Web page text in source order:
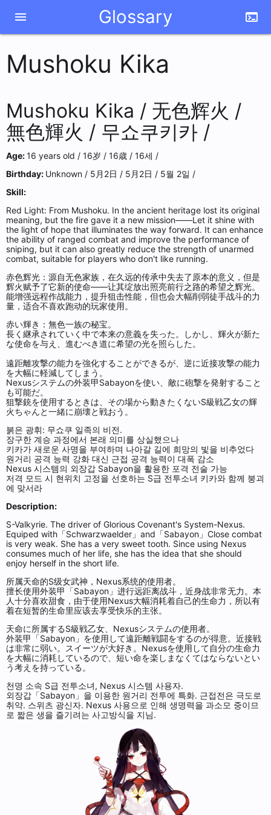
menu Glossary terminal
Mushoku Kika
Mushoku Kika / 无色辉火 /
無色輝火 / 무쇼쿠키카 /
Age:16 years old / 16岁 / 16歳 / 16세 /
Birthday: Unknown / 5月2日 / 5月2日 / 5월 2일 /
Skill:
Red Light: From Mushoku. In the ancient heritage lost its original
meaning, but the fire gave it a new mission——Let it shine with
the light of hope that illuminates the way forward. It can enhance
the ability of ranged combat and improve the performance of
sniping, but it can also greatly reduce the strength of unarmed
combat, suitable for players who don't like running.
赤色辉光：源自无色家族，在久远的传承中失去了原本的意义，但是
辉火赋予了它新的使命——让其绽放出照亮前行之路的希望之辉光。
能增强远程作战能力，提升狙击性能，但也会大幅削弱徒手战斗的力
量，适合不喜欢跑动的玩家使用。
赤い輝き：無色一族の秘宝。
長く継承されていく中で本来の意義を失った。しかし、輝火が新た
な使命を与え、進むべき道に希望の光を照らした。
遠距離攻撃の能力を強化することができるが、逆に近接攻撃の能力
を大幅に軽減してしまう。
Nexusシステムの外装甲Sabayonを使い、敵に砲撃を発射すること
も可能だ。
狙撃銃を使用するときは、その場から動きたくないS級戦乙女の輝
火ちゃんと一緒に崩壊と戦おう。
붉은 광휘: 무쇼쿠 일족의 비전.
장구한 계승 과정에서 본래 의미를 상실했으나
키카가 새로운 사명을 부여하며 나아갈 길에 희망의 빛을 비추었다
원거리 공격 능력 강화 대신 근접 공격 능력이 대폭 감소
Nexus 시스템의 외장갑 Sabayon을 활용한 포격 전술 가능
저격 모드 시 현위치 고정을 선호하는 S급 전투소녀 키카와 함께 붕괴
에 맞서라
Description:
S-Valkyrie. The driver of Glorious Covenant's System-Nexus.
Equiped with「Schwarzwaelder」and「Sabayon」Close combat
is very weak. She has a very sweet tooth. Since using Nexus
consumes much of her life, she has the idea that she should
enjoy herself in the short life.
所属天命的S级女武神，Nexus系统的使用者。
擅长使用外装甲「Sabayon」进行远距离战斗，近身战非常无力。本
人十分喜欢甜食，由于使用Nexus大幅消耗着自己的生命力，所以有
着在短暂的生命里应该去享受快乐的主张。
天命に所属するS級戦乙女、Nexusシステムの使用者。
外装甲「Sabayon」を使用して遠距離戦闘をするのが得意。近接戦
は非常に弱い。スイーツが大好き。Nexusを使用して自分の生命力
を大幅に消耗しているので、短い命を楽しまなくてはならないとい
う考えを持っている。
천명 소속 S급 전투소녀, Nexus 시스템 사용자.
외장갑「Sabayon」을 이용한 원거리 전투에 특화. 근접전은 극도로
취약. 스위츠 광신자. Nexus 사용으로 인해 생명력을 과소모 중이므
로 짧은 생을 즐기려는 사고방식을 지님.